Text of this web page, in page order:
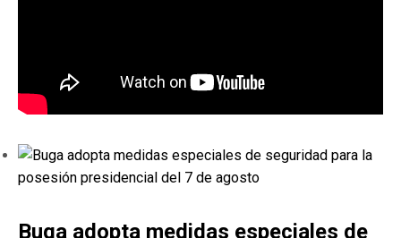
Buga adopta medidas especiales de